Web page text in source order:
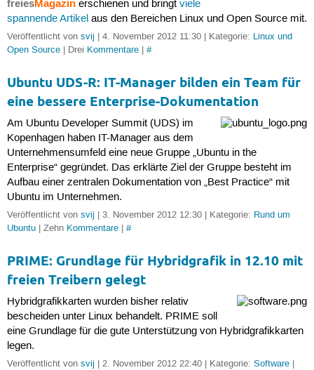
freiesMagazinerschienen und bringt viele
spannende Artikelaus den Bereichen Linux und Open Source mit.
Veröffentlicht von svij | 4. November 2012 11:30 | Kategorie: Linux und
Open Source| Drei Kommentare| #
Ubuntu UDS-R: IT-Manager bilden ein Team für
eine bessere Enterprise-Dokumentation
Am Ubuntu Developer Summit (UDS) im
Kopenhagen haben IT-Manager aus dem
Unternehmensumfeld eine neue Gruppe „Ubuntu in the
Enterprise“ gegründet. Das erklärte Ziel der Gruppe besteht im
Aufbau einer zentralen Dokumentation von „Best Practice“ mit
Ubuntu im Unternehmen.
Veröffentlicht von svij | 3. November 2012 12:30 | Kategorie: Rund um
Ubuntu| Zehn Kommentare| #
PRIME: Grundlage für Hybridgrafik in 12.10 mit
freien Treibern gelegt
Hybridgrafikkarten wurden bisher relativ
bescheiden unter Linux behandelt. PRIME soll
eine Grundlage für die gute Unterstützung von Hybridgrafikkarten
legen.
Veröffentlicht von svij | 2. November 2012 22:40 | Kategorie: Software|